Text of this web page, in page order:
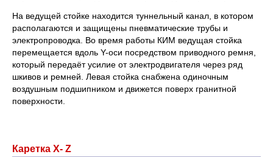
На ведущей стойке находится туннельный канал, в котором
располагаются и защищены пневматические трубы и
электропроводка. Во время работы КИМ ведущая стойка
перемещается вдоль Y-оси посредством приводного ремня,
который передаёт усилие от электродвигателя через ряд
шкивов и ремней. Левая стойка снабжена одиночным
воздушным подшипником и движется поверх гранитной
поверхности.
Каретка Х- Z